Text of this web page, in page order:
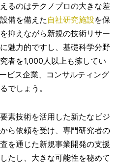
るのはテクノプロの大きな差
備を備えた自社研究施設を保
抑えながら新規の技術リサー
魅力的ですし、基礎科学分野
者を1,000人以上も擁してい
ビス企業、コンサルティング
でしょう。
素技術を活用した新たなビジ
ら依頼を受け、専門研究者の
を通じた新規事業開発の支援
たし、大きな可能性を秘めて